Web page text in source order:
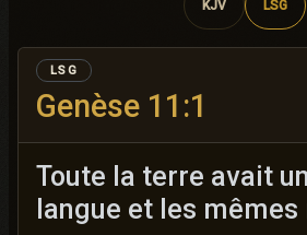
KJV LSG
Genèse 11:1
LSG
Toute la terre avait
langue et les mêmes